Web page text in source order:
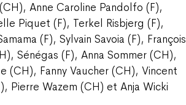
Anne Caroline Pandolfo (F),
Piquet (F), Terkel Risbjerg (F),
(F), Sylvain Savoia (F), François
Sénégas (F), Anna Sommer (CH),
(CH), Fanny Vaucher (CH), Vincent
Pierre Wazem (CH) et Anja Wicki